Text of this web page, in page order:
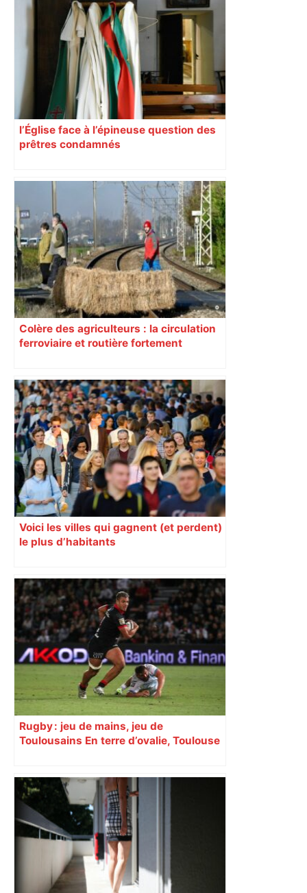
l’Église face à l’épineuse question des
prêtres condamnés
Colère des agriculteurs : la circulation
ferroviaire et routière fortement
Voici les villes qui gagnent (et perdent)
le plus d’habitants
Rugby : jeu de mains, jeu de
Toulousains En terre d’ovalie, Toulouse
revendiquant surtout son art du jeu en
mouvement, vif et spectaculaire.
Décryptage. Série (4 / 10)